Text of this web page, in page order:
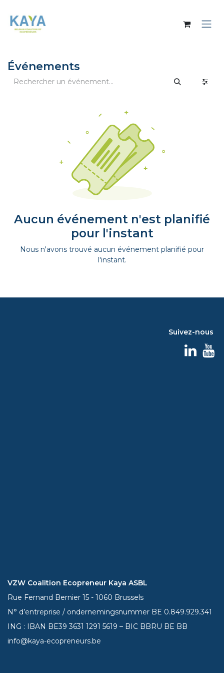
Événements
Aucun événement n'est planifié
pour l'instant
Nous n'avons trouvé aucun événement planifié pour
l'instant.
Suivez-nous
VZW Coalition Ecopreneur Kaya ASBL
Rue Fernand Bernier 15 - 1060 Brussels
N° d’entreprise / ondernemingsnummer BE 0.849.929.341
ING : IBAN BE393631 1291 5619 – BIC BBRU BE BB
info@kaya-ecopreneurs.be